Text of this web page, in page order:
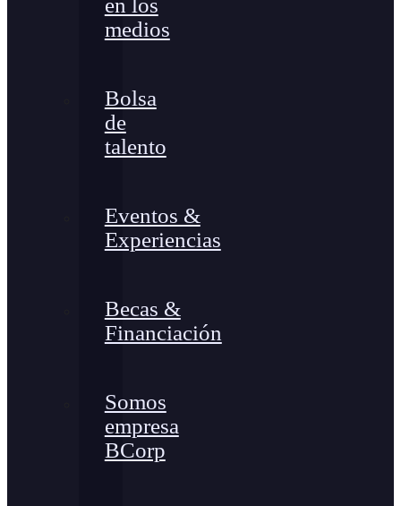
en los
medios
Bolsa
de
talento
Eventos &
Experiencias
Becas &
Financiación
Somos
empresa
BCorp